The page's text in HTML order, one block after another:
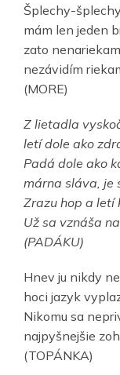
Šplechy-
mám len jeden
zato
nezávidím
(MORE)
Z lietadla
letí dole ako
Padá dole ako
márna sláva, je
Zrazu hop a letí
Už sa vznáša
(PADÁKU)
Hnev ju nikdy
hoci jazyk
Nikomu sa
najpyšnejšie
(TOPÁNKA)